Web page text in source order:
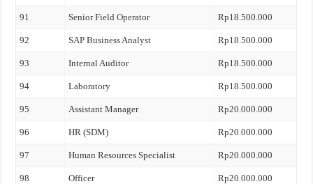
91 Senior Field Operator Rp18.500.000
92 SAP Business Analyst Rp18.500.000
93 Internal Auditor Rp18.500.000
94 Laboratory Rp18.500.000
95 Assistant Manager Rp20.000.000
96 HR (SDM) Rp20.000.000
97 Human Resources Specialist Rp20.000.000
98 Officer Rp20.000.000